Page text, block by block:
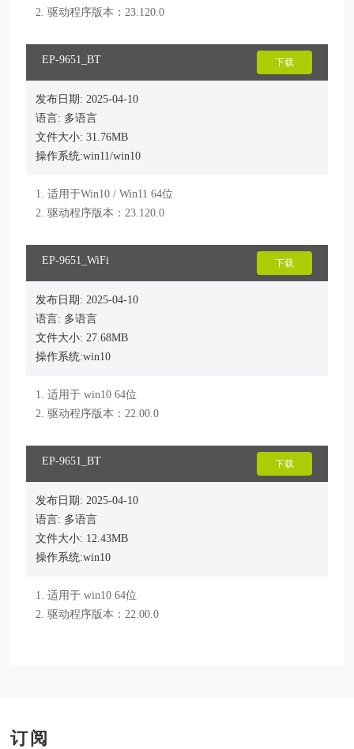
EP-9651_BT 下载
发布日期: 2025-04-10
语言: 多语言
文件大小: 31.76MB
操作系统:win11/win10
1. 适用于Win10 / Win11 64位
EP-9651_WiFi 下载
发布日期: 2025-04-10
语言: 多语言
文件大小: 27.68MB
操作系统:win10
1. 适用于 win10 64位
EP-9651_BT 下载
发布日期: 2025-04-10
语言: 多语言
文件大小: 12.43MB
操作系统:win10
1. 适用于 win10 64位
订阅